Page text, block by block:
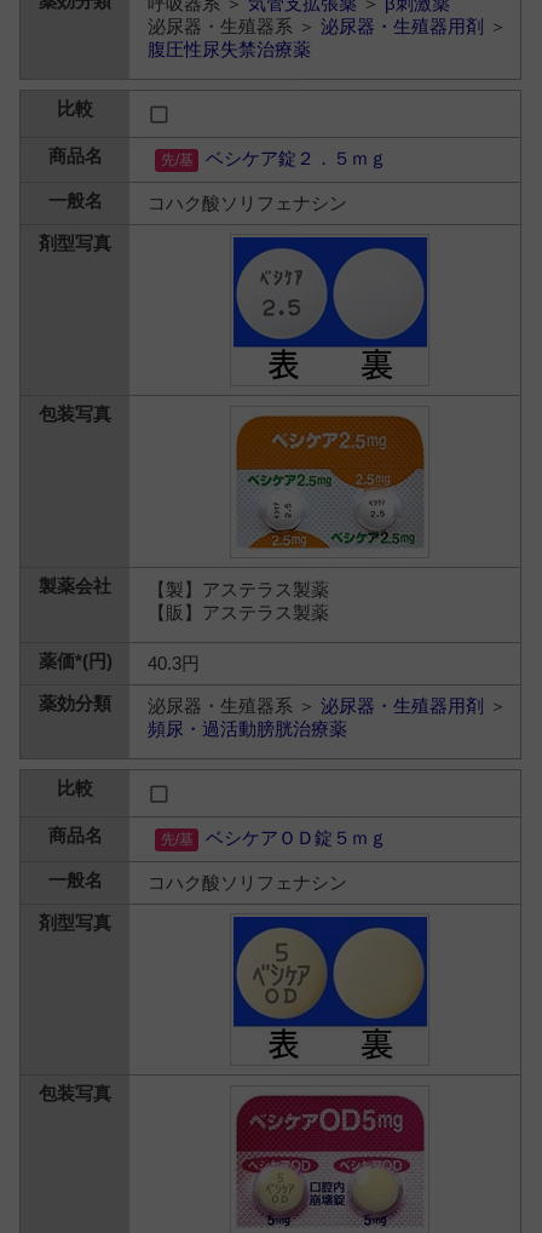
泌尿器・生殖器系 ＞泌尿器・生殖器用剤
＞
腹圧性尿失禁治療薬
ベシケア錠２．５ｍｇ
コハク酸ソリフェナシン
【製】アステラス製薬
【販】アステラス製薬
40.3円
泌尿器・生殖器系 ＞泌尿器・生殖器用剤
＞
頻尿・過活動膀胱治療薬
ベシケアＯＤ錠５ｍｇ
コハク酸ソリフェナシン